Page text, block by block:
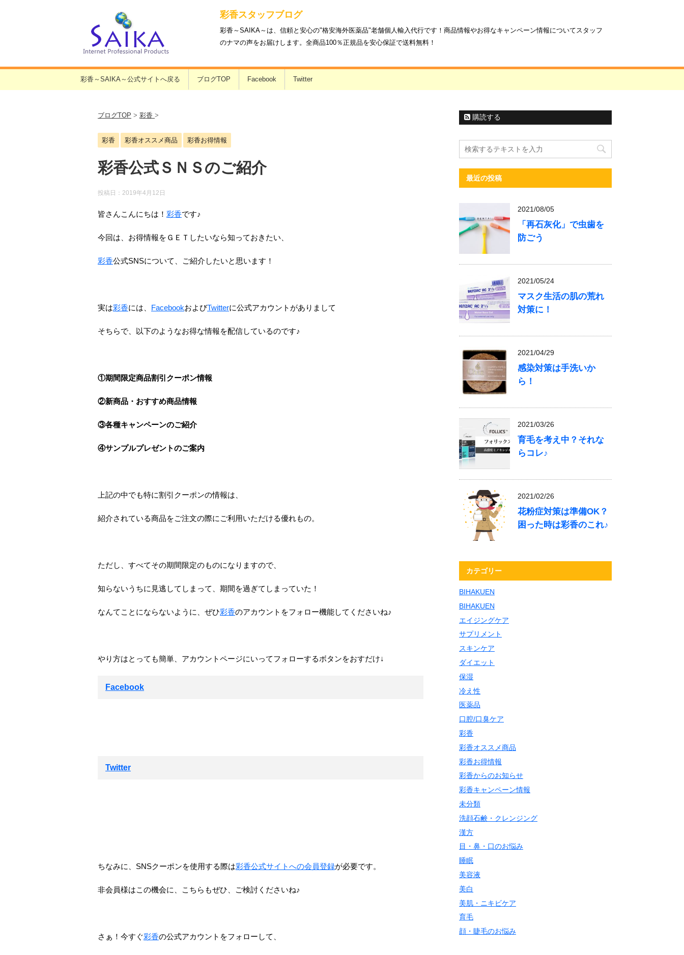
彩香スタッフブログ
彩香～SAIKA～は、信頼と安心の"格安海外医薬品"老舗個人輸入代行です！商品情報やお得なキャンペーン情報についてスタッフ
のナマの声をお届けします。全商品100％正規品を安心保証で送料無料！
彩香～SAIKA～公式サイトへ戻る ブログTOP Facebook Twitter
ブログTOP > 彩香 >
彩香 彩香オススメ商品 彩香お得情報
彩香公式ＳＮＳのご紹介
投稿日： 2019年4月12日
皆さんこんにちは！ 彩香です♪
今回は、お得情報をＧＥＴしたいなら知っておきたい、
彩香公式SNSについて、ご紹介したいと思います！
実は彩香には、 FacebookおよびTwitterに公式アカウントがありまして
そちらで、以下のようなお得な情報を配信しているのです♪
①期間限定商品割引クーポン情報
②新商品・おすすめ商品情報
③各種キャンペーンのご紹介
④サンプルプレゼントのご案内
上記の中でも特に割引クーポンの情報は、
紹介されている商品をご注文の際にご利用いただける優れもの。
ただし、すべてその期間限定のものになりますので、
知らないうちに見逃してしまって、期間を過ぎてしまっていた！
なんてことにならないように、ぜひ彩香のアカウントをフォロー機能してくださいね♪
やり方はとっても簡単、アカウントページにいってフォローするボタンをおすだけ↓
Facebook
Twitter
ちなみに、SNSクーポンを使用する際は彩香公式サイトへの会員登録が必要です。
非会員様はこの機会に、こちらもぜひ、ご検討くださいね♪
さぁ！今すぐ彩香の公式アカウントをフォローして、
購読する
最近の投稿
2021/08/05
「再石灰化」で虫歯を
防ごう
2021/05/24
マスク生活の肌の荒れ
対策に！
2021/04/29
感染対策は手洗いか
ら！
2021/03/26
育毛を考え中？それな
らコレ♪
2021/02/26
花粉症対策は準備OK？
困った時は彩香のこれ♪
カテゴリー
BIHAKUEN
BIHAKUEN
エイジングケア
サプリメント
スキンケア
ダイエット
保湿
冷え性
医薬品
口腔/口臭ケア
彩香
彩香オススメ商品
彩香お得情報
彩香からのお知らせ
彩香キャンペーン情報
未分類
洗顔石鹸・クレンジング
漢方
目・鼻・口のお悩み
睡眠
美容液
美白
美肌・ニキビケア
育毛
顔・睫毛のお悩み